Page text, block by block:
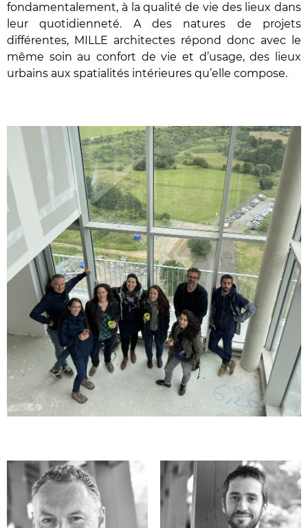
fondamentalement, à la qualité de vie des lieux dans
leur quotidienneté. A des natures de projets
différentes, MILLE architectes répond donc avec le
même soin au confort de vie et d’usage, des lieux
urbains aux spatialités intérieures qu’elle compose.